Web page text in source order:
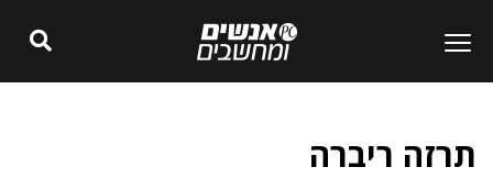
תרזה ריברה